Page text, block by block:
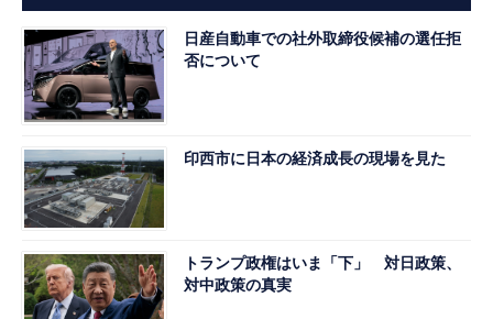
日産自動車での社外取締役候補の選任拒
否について
印西市に日本の経済成長の現場を見た
トランプ政権はいま「下」 対日政策、
対中政策の真実